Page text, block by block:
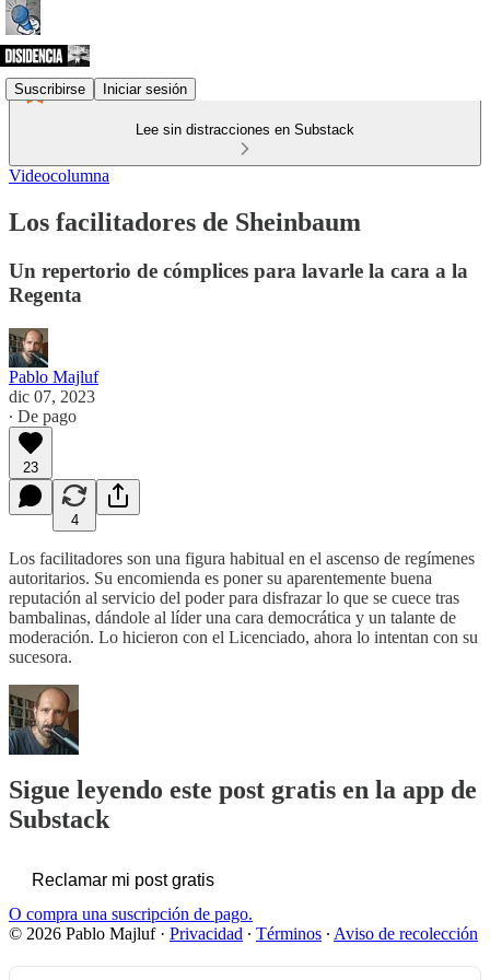
Suscribirse Iniciar sesión
Lee sin distracciones en Substack
Videocolumna
Los facilitadores de Sheinbaum
Un repertorio de cómplices para lavarle la cara a la
Regenta
Pablo Majluf
dic 07, 2023
∙ De pago
23
4
Los facilitadores son una figura habitual en el ascenso de regímenes
autoritarios. Su encomienda es poner su aparentemente buena
reputación al servicio del poder para disfrazar lo que se cuece tras
bambalinas, dándole al líder una cara democrática y un talante de
moderación. Lo hicieron con el Licenciado, ahora lo intentan con su
sucesora.
Sigue leyendo este post gratis en la app de
Substack
Reclamar mi post gratis
O compra una suscripción de pago.
© 2026 Pablo Majluf· Privacidad ∙ Términos ∙ Aviso de recolección